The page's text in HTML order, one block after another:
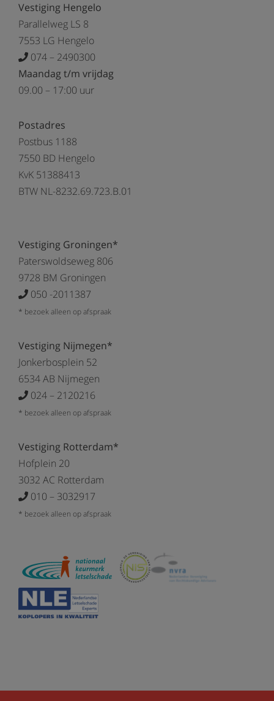
Vestiging Hengelo
Parallelweg LS 8
7553 LG Hengelo
074 – 2490300
Maandag t/m vrijdag
09.00 – 17:00 uur
Postadres
Postbus 1188
7550 BD Hengelo
KvK 51388413
BTW NL-8232.69.723.B.01
Vestiging Groningen*
Paterswoldseweg 806
9728 BM Groningen
050 -2011387
* bezoek alleen op afspraak
Vestiging Nijmegen*
Jonkerbosplein 52
6534 AB Nijmegen
024 – 2120216
* bezoek alleen op afspraak
Vestiging Rotterdam*
Hofplein 20
3032 AC Rotterdam
010 – 3032917
* bezoek alleen op afspraak